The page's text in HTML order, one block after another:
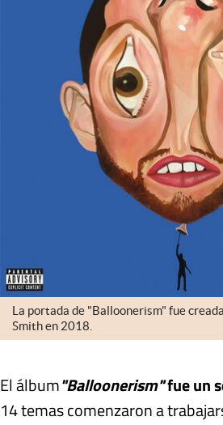
La portada de "Balloonerism" fue
Smith en 2018.
El álbum"Balloonerism"fue un
14 temas comenzaron a